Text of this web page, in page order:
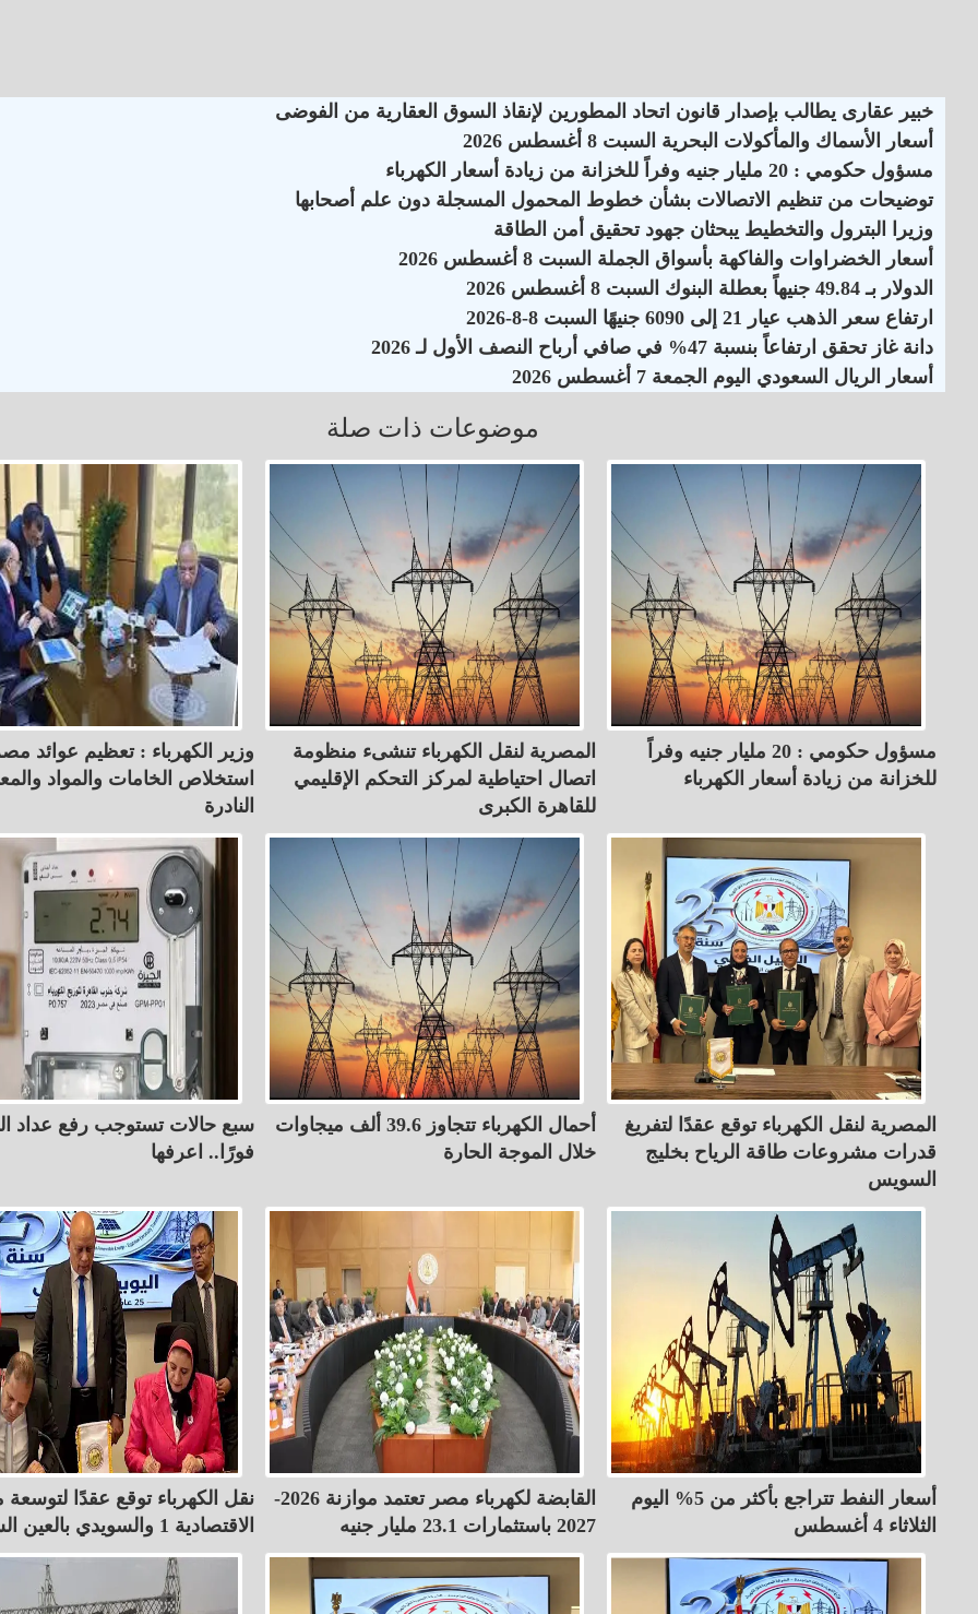
خبير عقارى يطالب بإصدار قانون اتحاد المطورين لإنقاذ السوق العقارية من الفوضى
أسعار الأسماك والمأكولات البحرية السبت 8 أغسطس 2026
مسؤول حكومي : 20 مليار جنيه وفراً للخزانة من زيادة أسعار الكهرباء
توضيحات من تنظيم الاتصالات بشأن خطوط المحمول المسجلة دون علم أصحابها
وزيرا البترول والتخطيط يبحثان جهود تحقيق أمن الطاقة
أسعار الخضراوات والفاكهة بأسواق الجملة السبت 8 أغسطس 2026
الدولار بـ 49.84 جنيهاً بعطلة البنوك السبت 8 أغسطس 2026
ارتفاع سعر الذهب عيار 21 إلى 6090 جنيهًا السبت 8-8-2026
دانة غاز تحقق ارتفاعاً بنسبة 47% في صافي أرباح النصف الأول لـ 2026
أسعار الريال السعودي اليوم الجمعة 7 أغسطس 2026
موضوعات ذات صلة
مسؤول حكومي : 20 مليار جنيه وفراً
للخزانة من زيادة أسعار الكهرباء
المصرية لنقل الكهرباء تنشىء منظومة
اتصال احتياطية لمركز التحكم الإقليمي
للقاهرة الكبرى
وزير الكهرباء : تعظيم عوائد
استخلاص الخامات والمواد
النادرة
المصرية لنقل الكهرباء توقع عقدًا لتفريغ
قدرات مشروعات طاقة الرياح بخليج
السويس
أحمال الكهرباء تتجاوز 39.6 ألف ميجاوات
خلال الموجة الحارة
سبع حالات تستوجب رفع عداد
فورًا.. اعرفها
أسعار النفط تتراجع بأكثر من 5% اليوم
الثلاثاء 4 أغسطس
القابضة لكهرباء مصر تعتمد موازنة 2026-
2027 باستثمارات 23.1 مليار جنيه
نقل الكهرباء توقع عقدًا
الاقتصادية 1 والسويدي بالعين السخنة